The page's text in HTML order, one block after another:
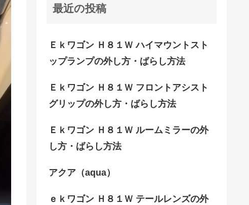
最近の投稿
Ｅｋワゴン Ｈ８１Ｗ ハイマウントスト
ップランプの外し方・ばらし方法
Ｅｋワゴン Ｈ８１Ｗ フロントアシスト
グリップの外し方・ばらし方法
Ｅｋワゴン Ｈ８１Ｗ ルームミラーの外
し方・ばらし方法
アクア（aqua）
ｅｋワゴン Ｈ８１Ｗ テールレンズの外